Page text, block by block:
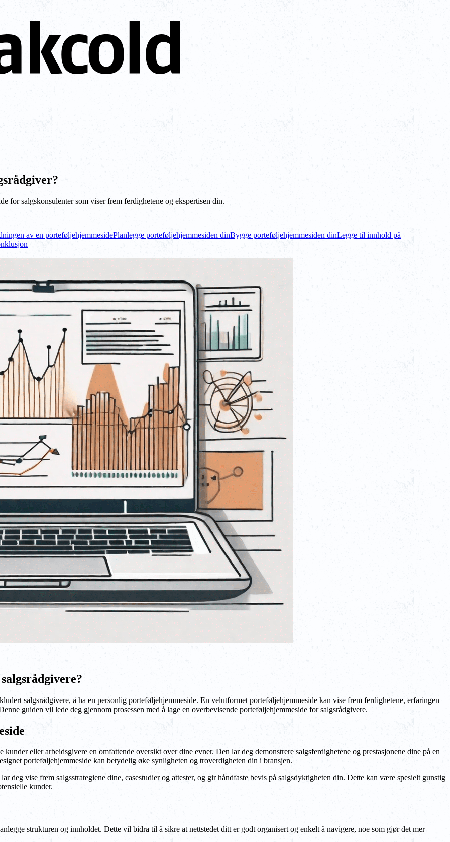
for salgskonsulenter som viser frem ferdighetene og ekspertisen din.
av en porteføljehjemmesidePlanlegge porteføljehjemmesiden dinBygge porteføljehjemmesiden dinLegge til innhold på
salgsrådgivere, å ha en personlig porteføljehjemmeside. En velutformet porteføljehjemmeside kan vise frem ferdighetene, erfaringen
guiden vil lede deg gjennom prosessen med å lage en overbevisende porteføljehjemmeside for salgsrådgivere.
eller arbeidsgivere en omfattende oversikt over dine evner. Den lar deg demonstrere salgsferdighetene og prestasjonene dine på en
porteføljehjemmeside kan betydelig øke synligheten og troverdigheten din i bransjen.
deg vise frem salgsstrategiene dine, casestudier og attester, og gir håndfaste bevis på salgsdyktigheten din. Dette kan være spesielt gunstig
kunder.
strukturen og innholdet. Dette vil bidra til å sikre at nettstedet ditt er godt organisert og enkelt å navigere, noe som gjør det mer